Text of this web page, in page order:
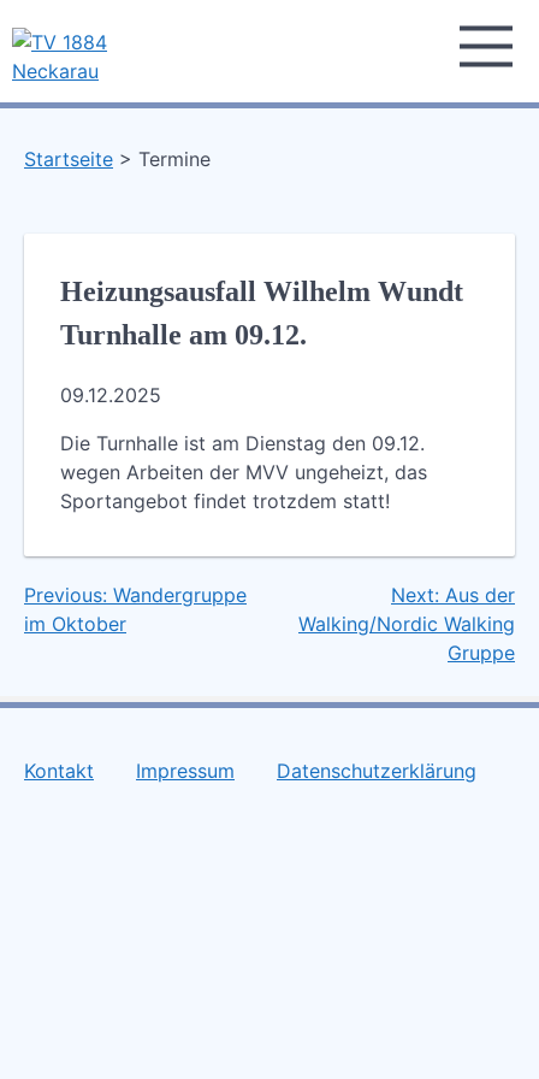
to
content
TV 1884 Neckarau
Startseite
Termine
Heizungsausfall Wilhelm Wundt
Turnhalle am 09.12.
09.12.2025
Die Turnhalle ist am Dienstag den 09.12.
wegen Arbeiten der MVV ungeheizt, das
Sportangebot findet trotzdem statt!
Beitragsnavigation
Previous: Wandergruppe
im Oktober
Next: Aus der
Walking/Nordic Walking
Gruppe
Kontakt Impressum Datenschutzerklärung